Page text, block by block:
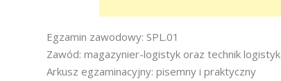
Egzamin zawodowy: SPL.01
Zawód: magazynier-logistyk oraz technik logistyk
Arkusz egzaminacyjny: pisemny i praktyczny